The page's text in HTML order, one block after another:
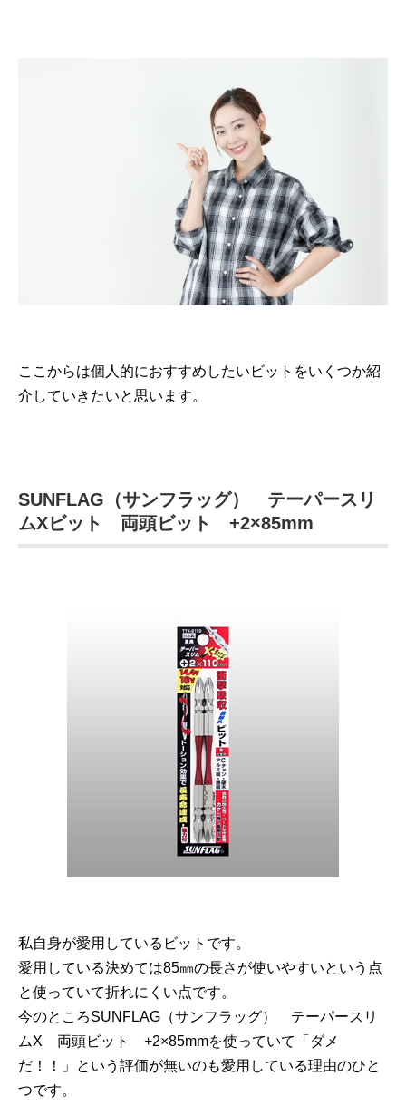
ここからは個人的におすすめしたいビットをいくつか紹
介していきたいと思います。
SUNFLAG（サンフラッグ） テーパースリ
ムXビット 両頭ビット +2×85mm
私自身が愛用しているビットです。
愛用している決めては85㎜の長さが使いやすいという点
と使っていて折れにくい点です。
今のところSUNFLAG（サンフラッグ） テーパースリ
ムX 両頭ビット +2×85mmを使っていて「ダメ
だ！！」という評価が無いのも愛用している理由のひと
つです。